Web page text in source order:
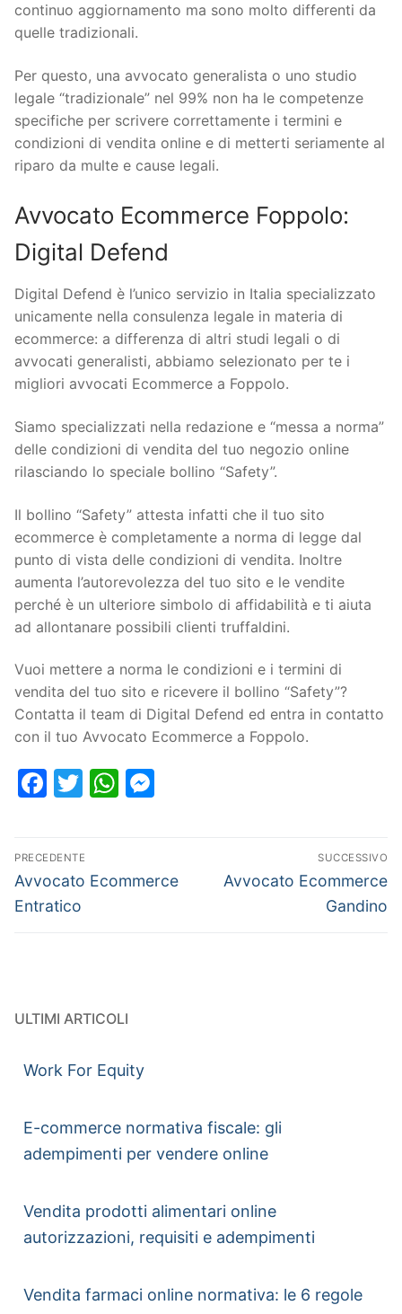
continuo aggiornamento ma sono molto differenti da
quelle tradizionali.
Per questo, una avvocato generalista o uno studio
legale “tradizionale” nel 99% non ha le competenze
specifiche per scrivere correttamente i termini e
condizioni di vendita online e di metterti seriamente al
riparo da multe e cause legali.
Avvocato Ecommerce Foppolo:
Digital Defend
Digital Defend è l’unico servizio in Italia specializzato
unicamente nella consulenza legale in materia di
ecommerce: a differenza di altri studi legali o di
avvocati generalisti, abbiamo selezionato per te i
migliori avvocati Ecommerce a Foppolo.
Siamo specializzati nella redazione e “messa a norma”
delle condizioni di vendita del tuo negozio online
rilasciando lo speciale bollino “Safety”.
Il bollino “Safety” attesta infatti che il tuo sito
ecommerce è completamente a norma di legge dal
punto di vista delle condizioni di vendita. Inoltre
aumenta l’autorevolezza del tuo sito e le vendite
perché è un ulteriore simbolo di affidabilità e ti aiuta
ad allontanare possibili clienti truffaldini.
Vuoi mettere a norma le condizioni e i termini di
vendita del tuo sito e ricevere il bollino “Safety”?
Contatta il team di Digital Defend ed entra in contatto
con il tuo Avvocato Ecommerce a Foppolo.
Facebook
TwitterWhatsApp
PRECEDENTE
Avvocato Ecommerce
Entratico
SUCCESSIVO
Avvocato Ecommerce
Gandino
ULTIMI ARTICOLI
Work For Equity
E-commerce normativa fiscale: gli
adempimenti per vendere online
Vendita prodotti alimentari online
autorizzazioni, requisiti e adempimenti
Vendita farmaci online normativa: le 6 regole